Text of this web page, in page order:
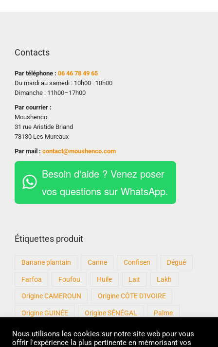
Contacts
Par téléphone : 06 46 78 49 65
Du mardi au samedi : 10h00–18h00
Dimanche : 11h00–17h00
Par courrier :
Moushenco
31 rue Aristide Briand
78130 Les Mureaux
Par mail : contact@moushenco.com
Besoin d'aide ? Venez poser
vos questions sur WhatsApp.
Étiquettes produit
Banane plantain Canne Confisen Dégué
Farfoa Foufou Huile Lait Lakh
Origine CAMEROUN Origine CÔTE D'IVOIRE
Origine GUINÉE Origine SÉNÉGAL Palme
Patisen Produits artisanaux Roux
Nous utilisons les cookies sur notre site web pour vous
offrir l'expérience la plus pertinente en mémorisant vos